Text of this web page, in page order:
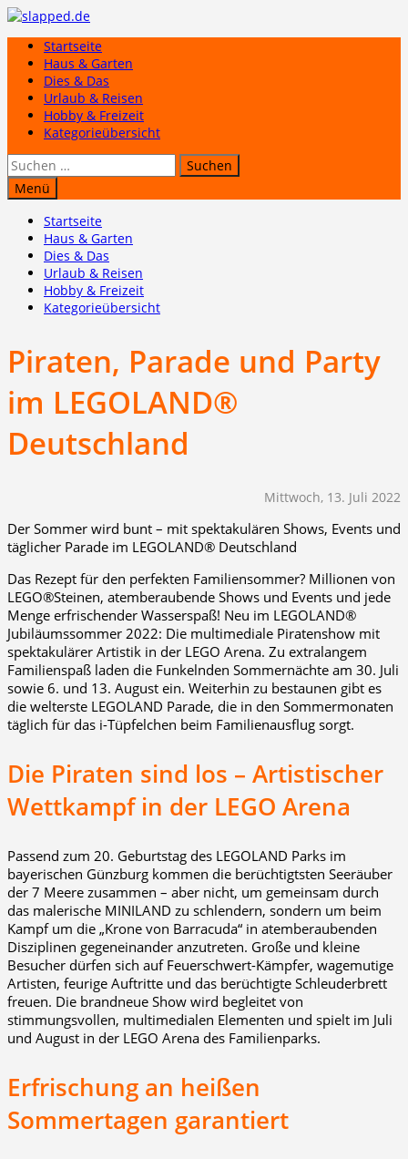
Zum
springenStartseite
Haus & Garten
Dies & Das
Urlaub & Reisen
Hobby & Freizeit
Kategorieübersicht
Suchen
nach:
Menü
Startseite
Haus & Garten
Dies & Das
Urlaub & Reisen
Hobby & Freizeit
Kategorieübersicht
Piraten, Parade und Party
im LEGOLAND®
Deutschland
Mittwoch, 13. Juli 2022
Der Sommer wird bunt – mit spektakulären Shows, Events und
täglicher Parade im LEGOLAND® Deutschland
Das Rezept für den perfekten Familiensommer? Millionen von
LEGO®Steinen, atemberaubende Shows und Events und jede
Menge erfrischender Wasserspaß! Neu im LEGOLAND®
Jubiläumssommer 2022: Die multimediale Piratenshow mit
spektakulärer Artistik in der LEGO Arena. Zu extralangem
Familienspaß laden die Funkelnden Sommernächte am 30. Juli
sowie 6. und 13. August ein. Weiterhin zu bestaunen gibt es
die welterste LEGOLAND Parade, die in den Sommermonaten
täglich für das i-Tüpfelchen beim Familienausflug sorgt.
Die Piraten sind los – Artistischer
Wettkampf in der LEGO Arena
Passend zum 20. Geburtstag des LEGOLAND Parks im
bayerischen Günzburg kommen die berüchtigtsten Seeräuber
der 7 Meere zusammen – aber nicht, um gemeinsam durch
das malerische MINILAND zu schlendern, sondern um beim
Kampf um die „Krone von Barracuda“ in atemberaubenden
Disziplinen gegeneinander anzutreten. Große und kleine
Besucher dürfen sich auf Feuerschwert-Kämpfer, wagemutige
Artisten, feurige Auftritte und das berüchtigte Schleuderbrett
freuen. Die brandneue Show wird begleitet von
stimmungsvollen, multimedialen Elementen und spielt im Juli
und August in der LEGO Arena des Familienparks.
Erfrischung an heißen
Sommertagen garantiert